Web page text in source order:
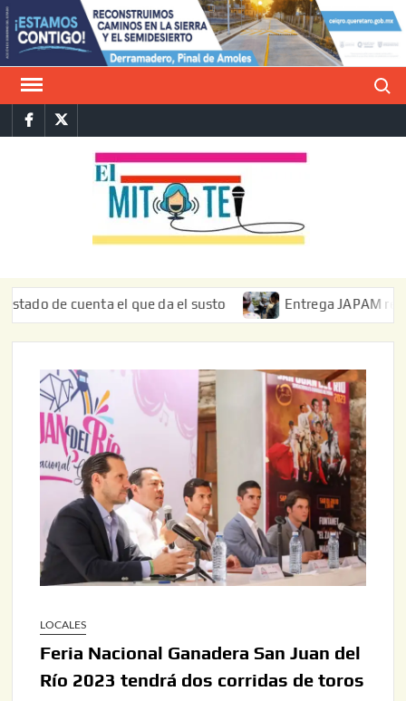
Saltar
al
contenido
FacebookTwitter
cuenta el que da el susto Entrega JAPAM
LOCALES
Feria Nacional Ganadera San Juan del
Río 2023 tendrá dos corridas de toros